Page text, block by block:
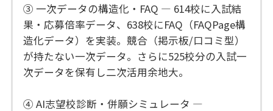
③ 一次データの構造化・FAQ — 614校に入試結
果・応募倍率データ、638校にFAQ（FAQPage構
造化データ）を実装。競合（掲示板/口コミ型）
が持たない一次データ。さらに525校分の入試一
次データを保有し二次活用余地大。
④ AI志望校診断・併願シミュレータ —